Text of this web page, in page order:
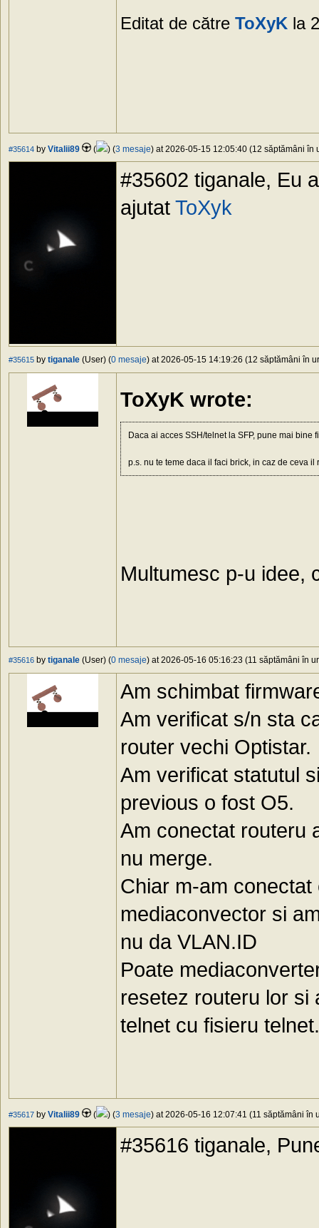
Editat de către ToXyK la
#35614 by Vitalii89 ( ) (3 mesaje) at 2026-05-15 12:05:40 (12 săptămâni în
#35602 tiganale, Eu
ajutat ToXyk
#35615 by tiganale (User) (0 mesaje) at 2026-05-15 14:19:26 (12 săptămâni în
ToXyK wrote:
Daca ai acces SSH/telnet la SFP, pune mai
p.s. nu te teme daca il faci brick, in caz de ceva
Multumesc p-u idee,
#35616 by tiganale (User) (0 mesaje) at 2026-05-16 05:16:23 (11 săptămâni în
Am schimbat
Am verificat s/n sta
router vechi Optistar.
Am verificat statutul
previous o fost O5.
Am conectat routeru
nu merge.
Chiar m-am
mediaconvector si
nu da VLAN.ID
Poate
resetez routeru lor si
telnet cu fisieru
#35617 by Vitalii89 ( ) (3 mesaje) at 2026-05-16 12:07:41 (11 săptămâni în
#35616 tiganale,